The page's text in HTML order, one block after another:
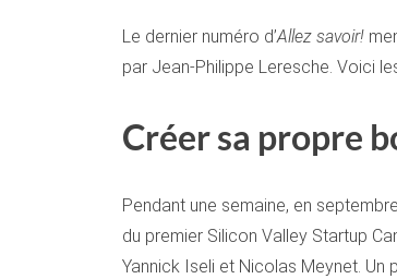
Le dernier numéro d’Allez savoir!
par Jean-Philippe Leresche. Voici
Créer sa propre
Pendant une semaine, en
du premier Silicon Valley Startup
Yannick Iseli et Nicolas Meynet.